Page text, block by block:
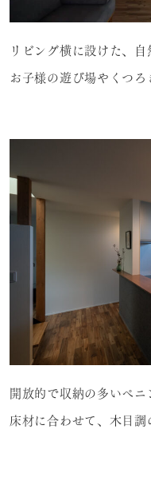
リビング横に設けた、
お子様の遊び場やくつろ
開放的で収納の多いペニ
床材に合わせて、木目調